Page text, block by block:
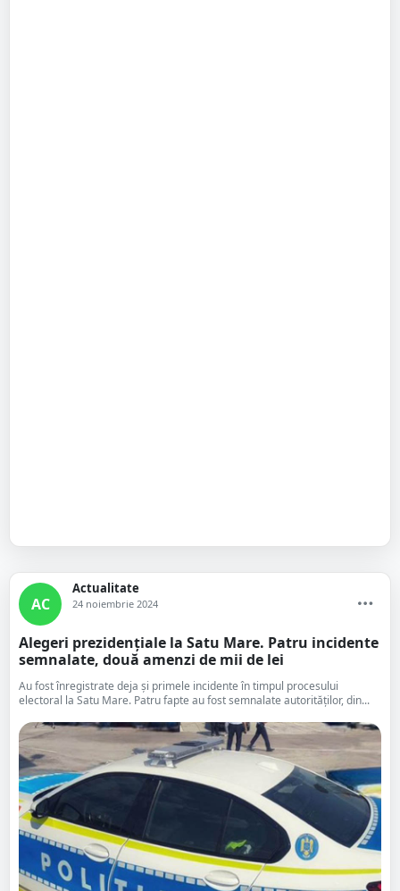
AC
Actualitate
24 noiembrie 2024
Alegeri prezidențiale la Satu Mare. Patru incidente
semnalate, două amenzi de mii de lei
Au fost înregistrate deja și primele incidente în timpul procesului
electoral la Satu Mare. Patru fapte au fost semnalate autorităților, din...